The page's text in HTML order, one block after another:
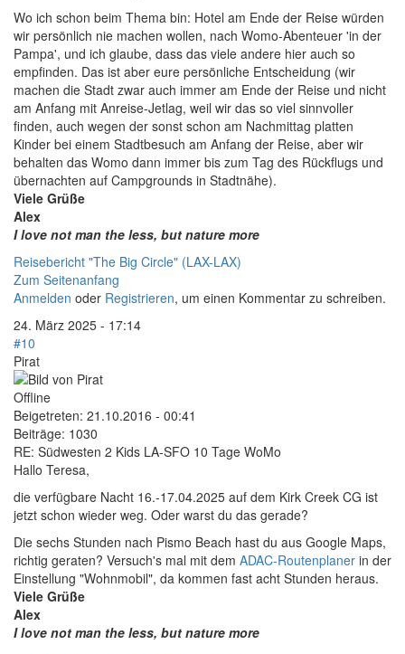
Wo ich schon beim Thema bin: Hotel am Ende der Reise würden
wir persönlich nie machen wollen, nach Womo-Abenteuer 'in der
Pampa', und ich glaube, dass das viele andere hier auch so
empfinden. Das ist aber eure persönliche Entscheidung (wir
machen die Stadt zwar auch immer am Ende der Reise und nicht
am Anfang mit Anreise-Jetlag, weil wir das so viel sinnvoller
finden, auch wegen der sonst schon am Nachmittag platten
Kinder bei einem Stadtbesuch am Anfang der Reise, aber wir
behalten das Womo dann immer bis zum Tag des Rückflugs und
übernachten auf Campgrounds in Stadtnähe).
Viele Grüße
Alex
I love not man the less, but nature more
Reisebericht "The Big Circle" (LAX-LAX)
Zum Seitenanfang
Anmelden oder Registrieren, um einen Kommentar zu schreiben.
24. März 2025 - 17:14
#10
Pirat
Offline
Beigetreten: 21.10.2016 - 00:41
Beiträge: 1030
RE: Südwesten 2 Kids LA-SFO 10 Tage WoMo
Hallo Teresa,
die verfügbare Nacht 16.-17.04.2025 auf dem Kirk Creek CG ist
jetzt schon wieder weg. Oder warst du das gerade?
Die sechs Stunden nach Pismo Beach hast du aus Google Maps,
richtig geraten? Versuch's mal mit dem ADAC-Routenplaner in der
Einstellung "Wohnmobil", da kommen fast acht Stunden heraus.
Viele Grüße
Alex
I love not man the less, but nature more